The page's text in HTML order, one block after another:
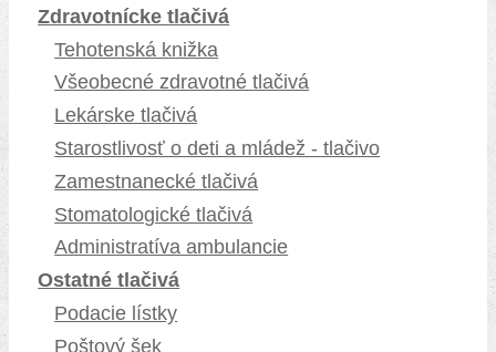
Zdravotnícke tlačivá
Tehotenská knižka
Všeobecné zdravotné tlačivá
Lekárske tlačivá
Starostlivosť o deti a mládež - tlačivo
Zamestnanecké tlačivá
Stomatologické tlačivá
Administratíva ambulancie
Ostatné tlačivá
Podacie lístky
Poštový šek